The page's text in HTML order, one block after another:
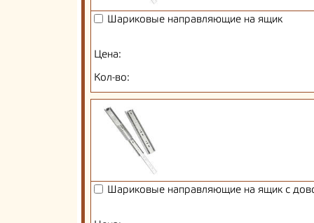
Шариковые направляющие на ящик
Цена:
Кол-во:
Шариковые направляющие на ящик с